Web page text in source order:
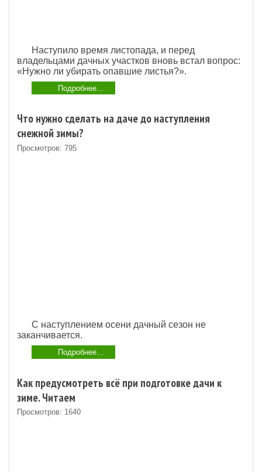
Наступило время листопада, и перед
владельцами дачных участков вновь встал вопрос:
«Нужно ли убирать опавшие листья?».
Подробнее...
Что нужно сделать на даче до наступления
снежной зимы?
Просмотров: 795
С наступлением осени дачный сезон не
заканчивается.
Подробнее...
Как предусмотреть всё при подготовке дачи к
зиме. Читаем
Просмотров: 1640